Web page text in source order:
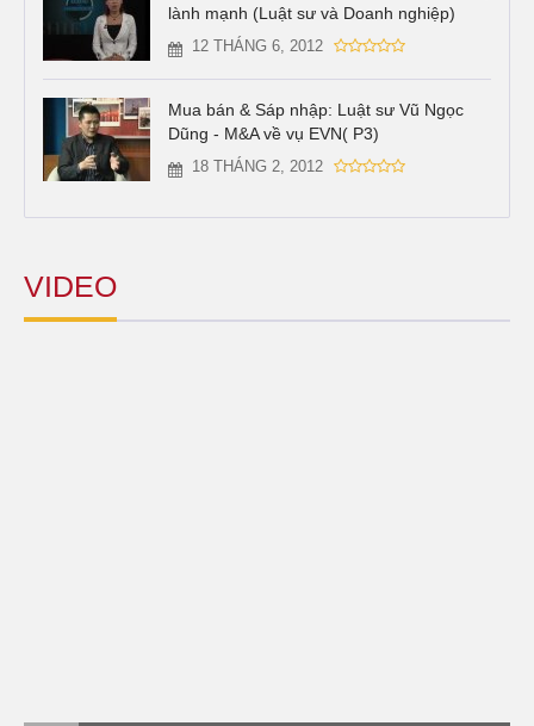
lành mạnh (Luật sư và Doanh nghiệp)
12 THÁNG 6, 2012
Mua bán & Sáp nhập: Luật sư Vũ Ngọc
Dũng - M&A về vụ EVN( P3)
18 THÁNG 2, 2012
VIDEO